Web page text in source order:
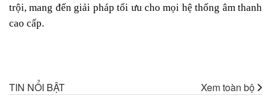
trội, mang đến giải pháp tối ưu cho mọi hệ thống âm thanh
cao cấp.
TIN NỔI BẬT Xem toàn bộ